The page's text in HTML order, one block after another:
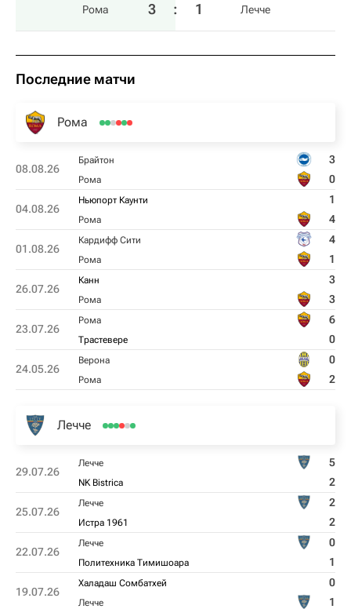
Рома 3 : 1 Лечче
Последние матчи
Рома
08.08.26
Брайтон 3
Рома 0
04.08.26
Ньюпорт Каунти 1
Рома 4
01.08.26
Кардифф Сити 4
Рома 1
26.07.26
Канн 3
Рома 3
23.07.26
Рома 6
Трастевере 0
24.05.26
Верона 0
Рома 2
Лечче
29.07.26
Лечче 5
NK Bistrica 2
25.07.26
Лечче 2
Истра 1961 2
22.07.26
Лечче 0
Политехника Тимишоара 1
19.07.26
Халадаш Сомбатхей 0
Лечче 1